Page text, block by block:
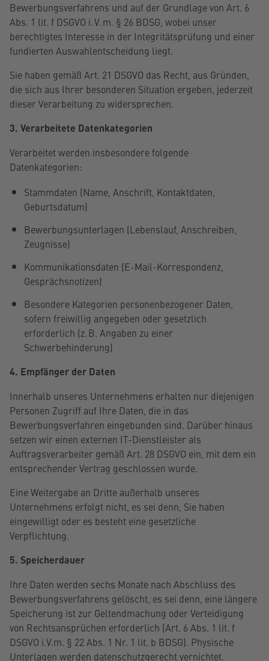
Bewerbungsverfahrens und auf der Grundlage von Art. 6
Abs. 1 lit. f DSGVO i. V. m. § 26 BDSG, wobei unser
berechtigtes Interesse in der Integritätsprüfung und einer
fundierten Auswahlentscheidung liegt.
Sie haben gemäß Art. 21 DSGVO das Recht, aus Gründen,
die sich aus Ihrer besonderen Situation ergeben, jederzeit
dieser Verarbeitung zu widersprechen.
3. Verarbeitete Datenkategorien
Verarbeitet werden insbesondere folgende
Datenkategorien:
Stammdaten (Name, Anschrift, Kontaktdaten,
Geburtsdatum)
Bewerbungsunterlagen (Lebenslauf, Anschreiben,
Zeugnisse)
Kommunikationsdaten (E-Mail-Korrespondenz,
Gesprächsnotizen)
Besondere Kategorien personenbezogener Daten,
sofern freiwillig angegeben oder gesetzlich
erforderlich (z. B. Angaben zu einer
Schwerbehinderung)
4. Empfänger der Daten
Innerhalb unseres Unternehmens erhalten nur diejenigen
Personen Zugriff auf Ihre Daten, die in das
Bewerbungsverfahren eingebunden sind. Darüber hinaus
setzen wir einen externen IT-Dienstleister als
Auftragsverarbeiter gemäß Art. 28 DSGVO ein, mit dem ein
entsprechender Vertrag geschlossen wurde.
Eine Weitergabe an Dritte außerhalb unseres
Unternehmens erfolgt nicht, es sei denn, Sie haben
eingewilligt oder es besteht eine gesetzliche
Verpflichtung.
5. Speicherdauer
Ihre Daten werden sechs Monate nach Abschluss des
Bewerbungsverfahrens gelöscht, es sei denn, eine längere
Speicherung ist zur Geltendmachung oder Verteidigung
von Rechtsansprüchen erforderlich (Art. 6 Abs. 1 lit. f
DSGVO i.V.m. § 22 Abs. 1 Nr. 1 lit. b BDSG). Physische
Unterlagen werden datenschutzgerecht vernichtet.